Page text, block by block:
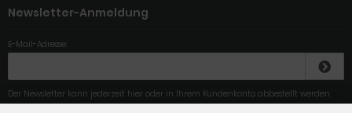
Newsletter-Anmeldung
E-Mail-Adresse:
Der Newsletter kann jederzeit hier oder in Ihrem Kundenkonto abbestellt werden.